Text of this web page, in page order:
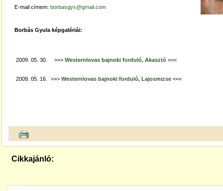
E-mail címem: borbasgys@gmail.com
Borbás Gyula képgalériái:
2009. 05. 30. >>> Westernlovas bajnoki forduló, Akasztó <<<
2009. 05. 16. >>> Westernlovas bajnoki forduló, Lajosmizse <<<
Cikkajánló: